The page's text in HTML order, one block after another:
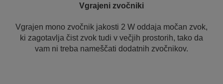
Vgrajeni zvočniki
Vgrajen mono zvočnik jakosti 2 W oddaja močan zvok,
ki zagotavlja čist zvok tudi v večjih prostorih, tako da
vam ni treba nameščati dodatnih zvočnikov.